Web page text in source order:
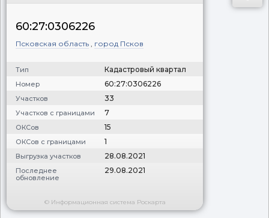
60:27:0306226
Псковская область город Псков
Тип Кадастровый квартал
Номер 60:27:0306226
Участков 33
Участков с границами 7
ОКСов 15
ОКСов с границами 1
Выгрузка участков 28.08.2021
Последнее
обновление
29.08.2021
© Информационная система Роскарта